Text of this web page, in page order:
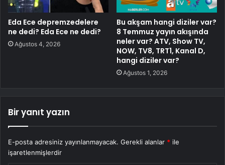
Eda Ece depremzedelere
ne dedi? Eda Ece ne dedi?
Ağustos 4, 2026
Bu akşam hangi diziler var?
8 Temmuz yayın akışında
neler var? ATV, Show TV,
NOW, TV8, TRT1, Kanal D,
hangi diziler var?
Ağustos 1, 2026
Bir yanıt yazın
E-posta adresiniz yayınlanmayacak. Gerekli alanlar * ile
işaretlenmişlerdir